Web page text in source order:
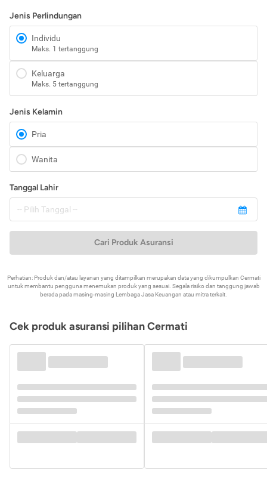
Jenis Perlindungan
Individu
Maks. 1 tertanggung
Keluarga
Maks. 5 tertanggung
Jenis Kelamin
Pria
Wanita
Tanggal Lahir
Cari Produk Asuransi
Perhatian: Produk dan/atau layanan yang ditampilkan merupakan data yang dikumpulkan Cermati
untuk membantu pengguna menemukan produk yang sesuai. Segala risiko dan tanggung jawab
berada pada masing-masing Lembaga Jasa Keuangan atau mitra terkait.
Cek produk asuransi pilihan Cermati